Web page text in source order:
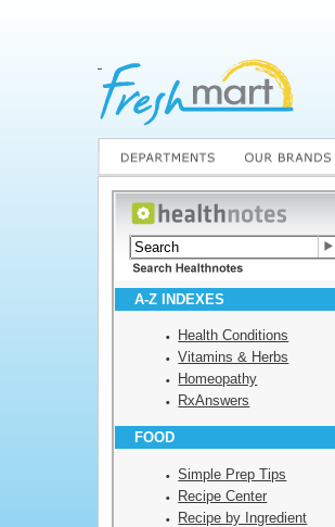
A-Z INDEXES
Health Conditions
Vitamins & Herbs
Homeopathy
RxAnswers
FOOD
Simple Prep Tips
Recipe Center
Recipe by Ingredient